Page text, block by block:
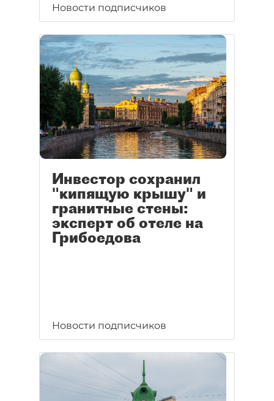
Новости подписчиков
Инвестор сохранил
"кипящую крышу" и
гранитные стены:
эксперт об отеле на
Грибоедова
Новости подписчиков